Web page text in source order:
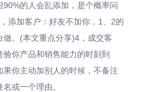
90%的人会乱添加，是个概率问
添加客户：好友不加你，1、2的
做。(本文重点分享)4，成交客
验你产品和销售能力的时刻到
果你主动加别人的时候，不备注
名或一个理由。